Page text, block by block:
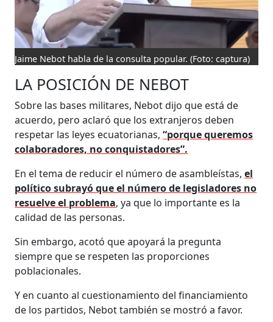
Jaime Nebot habla de la consulta popular. (Foto: captura)
LA POSICIÓN DE NEBOT
Sobre las bases militares, Nebot dijo que está de
acuerdo, pero aclaró que los extranjeros deben
respetar las leyes ecuatorianas,“porque queremos
colaboradores, no conquistadores”.
En el tema de reducir el número de asambleístas,el
político subrayó que el número de legisladores no
resuelve el problema, ya que lo importante es la
calidad de las personas.
Sin embargo, acotó que apoyará la pregunta
siempre que se respeten las proporciones
poblacionales.
Y en cuanto al cuestionamiento del financiamiento
de los partidos, Nebot también se mostró a favor.